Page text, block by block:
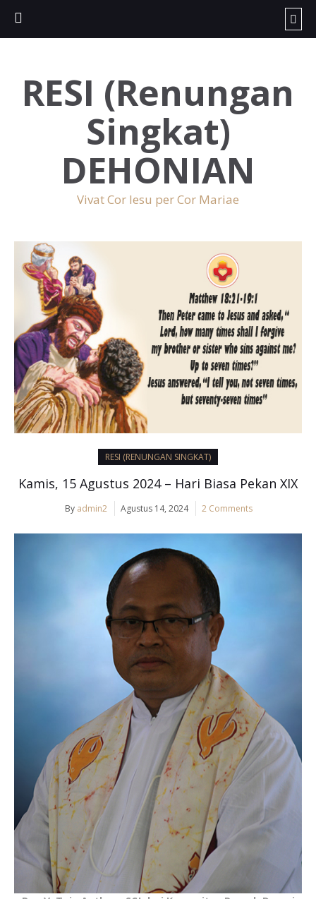
RESI (Renungan
Singkat)
DEHONIAN
Vivat Cor Iesu per Cor Mariae
RESI (RENUNGAN SINGKAT)
Kamis, 15 Agustus 2024 – Hari Biasa Pekan XIX
By admin2 Agustus 14, 2024 2 Comments